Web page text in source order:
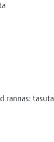
rannas: tasuta